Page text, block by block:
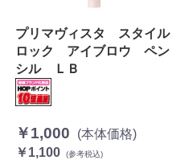
プリマヴィスタ スタイル
ロック アイブロウ ペン
シル ＬＢ
￥1,000
(本体価格)
￥1,100
(参考税込)